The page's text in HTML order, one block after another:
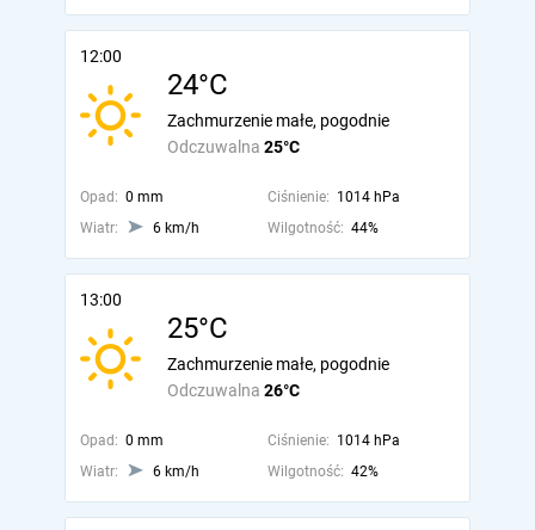
12:00
24°C
Odczuwalna 25°C
Zachmurzenie małe, pogodnie
Opad: 0 mm Ciśnienie: 1014 hPa
Wiatr:
6 km/h Wilgotność: 44%
13:00
25°C
Odczuwalna 26°C
Zachmurzenie małe, pogodnie
Opad: 0 mm Ciśnienie: 1014 hPa
Wiatr:
6 km/h Wilgotność: 42%